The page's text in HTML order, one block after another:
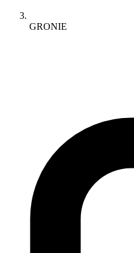
GRONIE